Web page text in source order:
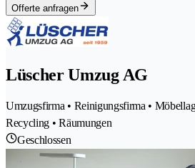
Offerte anfragen
Lüscher Umzug AG
Umzugsfirma • Reinigungsfirma •
Recycling • Räumungen
Geschlossen